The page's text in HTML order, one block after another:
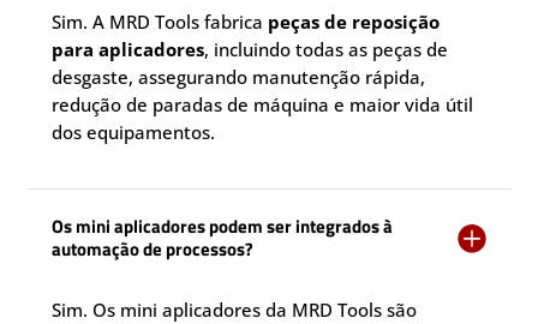
Sim. A MRD Tools fabrica peças de reposição
para aplicadores, incluindo todas as peças de
desgaste, assegurando manutenção rápida,
redução de paradas de máquina e maior vida útil
dos equipamentos.
Os mini aplicadores podem ser integrados à
automação de processos?

Sim. Os mini aplicadores da MRD Tools são